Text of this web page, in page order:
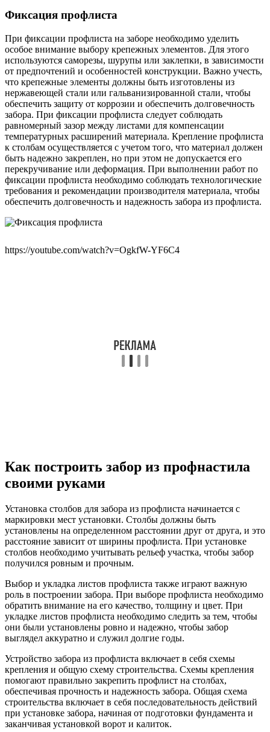
Фиксация профлиста
При фиксации профлиста на заборе необходимо уделить
особое внимание выбору крепежных элементов. Для этого
используются саморезы, шурупы или заклепки, в зависимости
от предпочтений и особенностей конструкции. Важно учесть,
что крепежные элементы должны быть изготовлены из
нержавеющей стали или гальванизированной стали, чтобы
обеспечить защиту от коррозии и обеспечить долговечность
забора. При фиксации профлиста следует соблюдать
равномерный зазор между листами для компенсации
температурных расширений материала. Крепление профлиста
к столбам осуществляется с учетом того, что материал должен
быть надежно закреплен, но при этом не допускается его
перекручивание или деформация. При выполнении работ по
фиксации профлиста необходимо соблюдать технологические
требования и рекомендации производителя материала, чтобы
обеспечить долговечность и надежность забора из профлиста.
https://youtube.com/watch?v=OgkfW-YF6C4
Как построить забор из профнастила
своими руками
Установка столбов для забора из профлиста начинается с
маркировки мест установки. Столбы должны быть
установлены на определенном расстоянии друг от друга, и это
расстояние зависит от ширины профлиста. При установке
столбов необходимо учитывать рельеф участка, чтобы забор
получился ровным и прочным.
Выбор и укладка листов профлиста также играют важную
роль в построении забора. При выборе профлиста необходимо
обратить внимание на его качество, толщину и цвет. При
укладке листов профлиста необходимо следить за тем, чтобы
они были установлены ровно и надежно, чтобы забор
выглядел аккуратно и служил долгие годы.
Устройство забора из профлиста включает в себя схемы
крепления и общую схему строительства. Схемы крепления
помогают правильно закрепить профлист на столбах,
обеспечивая прочность и надежность забора. Общая схема
строительства включает в себя последовательность действий
при установке забора, начиная от подготовки фундамента и
заканчивая установкой ворот и калиток.